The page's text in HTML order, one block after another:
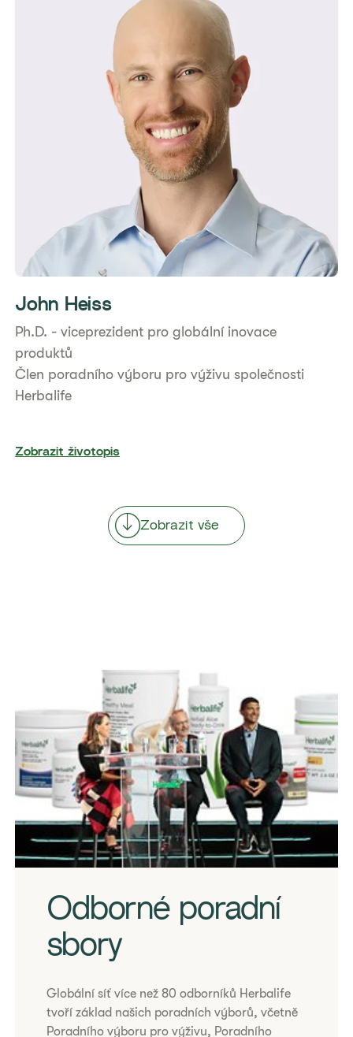
John Heiss
Ph.D. - viceprezident pro globální inovace
produktů
Člen poradního výboru pro výživu společnosti
Herbalife
Zobrazit životopis
Zobrazit vše
​Odborné poradní
sbory
​Globální síť více než 80 odborníků Herbalife
tvoří základ našich poradních výborů, včetně
Poradního výboru pro výživu, Poradního